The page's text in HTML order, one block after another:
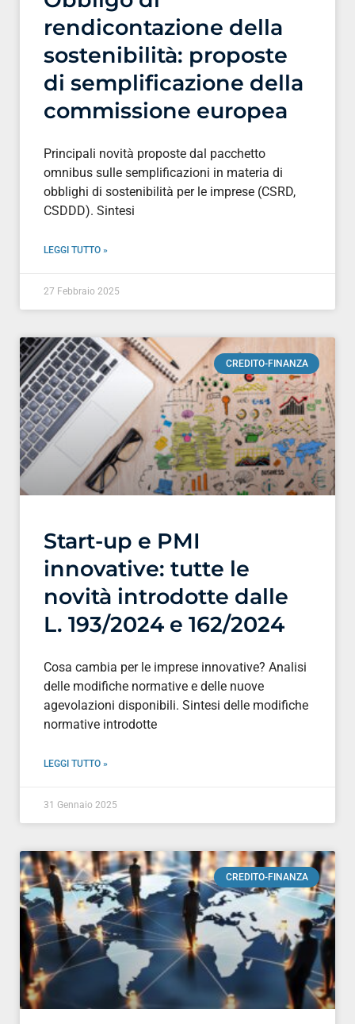
rendicontazione della
sostenibilità: proposte
di semplificazione della
commissione europea
Principali novità proposte dal pacchetto
omnibus sulle semplificazioni in materia di
obblighi di sostenibilità per le imprese (CSRD,
CSDDD). Sintesi
LEGGI TUTTO »
27 Febbraio 2025
CREDITO-FINANZA
Start-up e PMI
innovative: tutte le
novità introdotte dalle
L. 193/2024 e 162/2024
Cosa cambia per le imprese innovative? Analisi
delle modifiche normative e delle nuove
agevolazioni disponibili. Sintesi delle modifiche
normative introdotte
LEGGI TUTTO »
31 Gennaio 2025
CREDITO-FINANZA